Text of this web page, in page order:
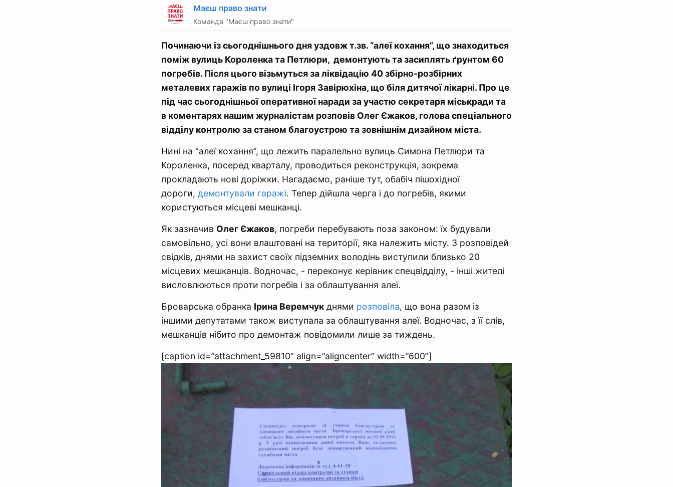
Маєш право знати
Команда "Маєш право знати"
Починаючи із сьогоднішнього дня уздовж т.зв. “алеї кохання”, що знаходиться
поміж вулиць Короленка та Петлюри, демонтують та засиплять ґрунтом 60
погребів. Після цього візьмуться за ліквідацію 40 збірно-розбірних
металевих гаражів по вулиці Ігоря Завірюхіна, що біля дитячої лікарні. Про це
під час сьогоднішньої оперативної наради за участю секретаря міськради та
в коментарях нашим журналістам розповів Олег Єжаков, голова спеціального
відділу контролю за станом благоустрою та зовнішнім дизайном міста.
Нині на “алеї кохання”, що лежить паралельно вулиць Симона Петлюри та
Короленка, посеред кварталу, проводиться реконструкція, зокрема
прокладають нові доріжки. Нагадаємо, раніше тут, обабіч пішохідної
дороги, демонтували гаражі. Тепер дійшла черга і до погребів, якими
користуються місцеві мешканці.
Як зазначив Олег Єжаков, погреби перебувають поза законом: їх будували
самовільно, усі вони влаштовані на території, яка належить місту. З розповідей
свідків, днями на захист своїх підземних володінь виступили близько 20
місцевих мешканців. Водночас, - переконує керівник спецвідділу, - інші жителі
висловлюються проти погребів і за облаштування алеї.
Броварська обранка Ірина Веремчук днями розповіла, що вона разом із
іншими депутатами також виступала за облаштування алеї. Водночас, з її слів,
мешканців нібито про демонтаж повідомили лише за тиждень.
[caption id=”attachment_59810” align=”aligncenter” width=”600”]